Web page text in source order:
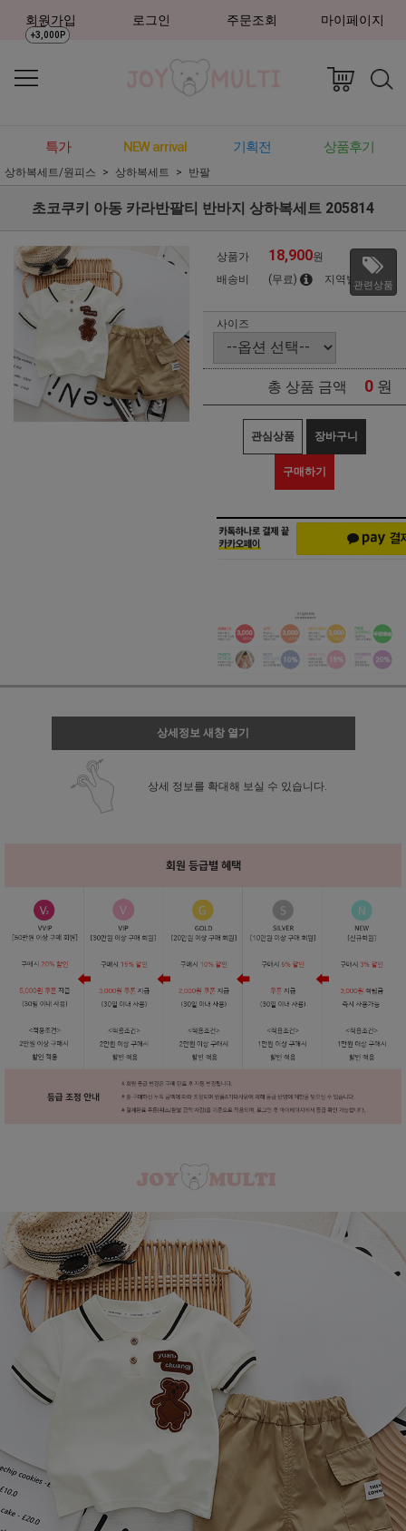
회원가입
+3,000P
로그인 주문조회 마이페이지
특가 NEW arrival 기획전 상품후기
상하복세트/원피스 상하복세트 반팔
초코쿠키 아동 카라반팔티 반바지 상하복세트 205814
상품가 18,900원
배송비
(무료) 지역별관련상품
사이즈
총 상품 금액 0 원
관심상품 장바구니
구매하기
상세정보 새창 열기
상세 정보를 확대해 보실 수 있습니다.